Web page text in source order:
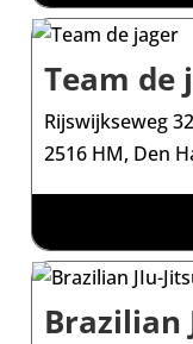
Team de
Rijswijkseweg
2516 HM, Den
Brazilian